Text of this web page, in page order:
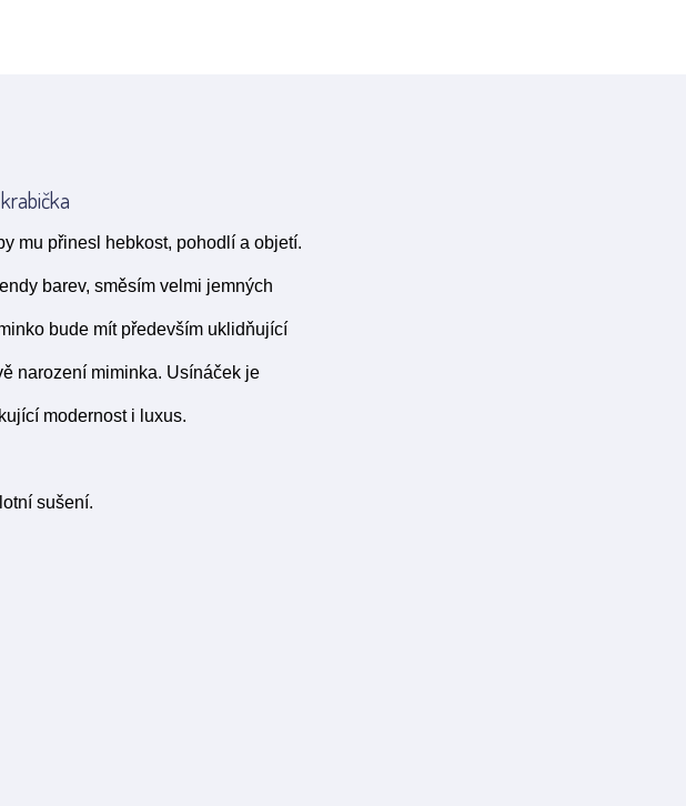
mu přinesl hebkost, pohodlí a objetí.
barev, směsím velmi jemných
bude mít především uklidňující
narození miminka. Usínáček je
modernost i luxus.
sušení.